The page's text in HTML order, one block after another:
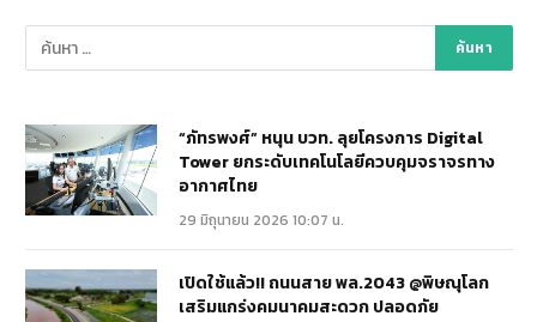
“ภัทรพงศ์” หนุน บวท. ลุยโครงการ Digital
Tower ยกระดับเทคโนโลยีควบคุมจราจรทาง
อากาศไทย
29 มิถุนายน 2026 10:07 น.
เปิดใช้แล้ว!! ถนนสาย พล.2043 @พิษณุโลก
เสริมแกร่งคมนาคมสะดวก ปลอดภัย